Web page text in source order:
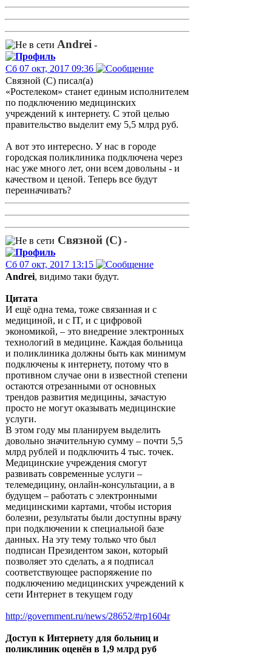
Andrei -
Сб 07 окт, 2017 09:36
Связной (С) писал(а)
«Ростелеком» станет единым исполнителем
по подключению медицинских
учреждений к интернету. С этой целью
правительство выделит ему 5,5 млрд руб.
А вот это интересно. У нас в городе
городская поликлиника подключена через
нас уже много лет, они всем довольны - и
качеством и ценой. Теперь все будут
переиначивать?
Связной (С) -
Сб 07 окт, 2017 13:15
Andrei, видимо таки будут.
Цитата
И ещё одна тема, тоже связанная и с
медициной, и с IT, и с цифровой
экономикой, – это внедрение электронных
технологий в медицине. Каждая больница
и поликлиника должны быть как минимум
подключены к интернету, потому что в
противном случае они в известной степени
остаются отрезанными от основных
трендов развития медицины, зачастую
просто не могут оказывать медицинские
услуги.
В этом году мы планируем выделить
довольно значительную сумму – почти 5,5
млрд рублей и подключить 4 тыс. точек.
Медицинские учреждения смогут
развивать современные услуги –
телемедицину, онлайн-консультации, а в
будущем – работать с электронными
медицинскими картами, чтобы история
болезни, результаты были доступны врачу
при подключении к специальной базе
данных. На эту тему только что был
подписан Президентом закон, который
позволяет это сделать, а я подписал
соответствующее распоряжение по
подключению медицинских учреждений к
сети Интернет в текущем году
http://government.ru/news/28652/#rp1604r
Доступ к Интернету для больниц и
поликлиник оценён в 1,9 млрд руб